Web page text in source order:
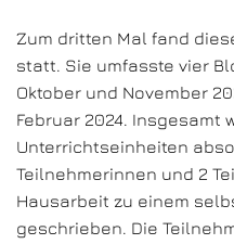
Zum dritten Mal fand
statt. Sie umfasste vier
Oktober und November
Februar 2024. Insgesamt
Unterrichtseinheiten
Teilnehmerinnen und 2
Hausarbeit zu einem
geschrieben. Die